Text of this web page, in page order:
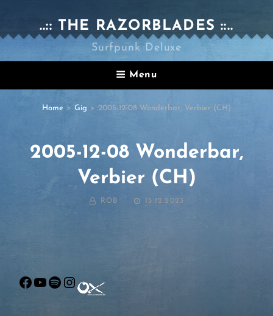
..:: THE RAZORBLADES ::..
Surfpunk Deluxe
Menu
Home > Gig > 2005-12-08 Wonderbar, Verbier (CH)
2005-12-08 Wonderbar,
Verbier (CH)
BY ROB
POSTED
15.12.2023
Facebook
YouTube
Spotify
Instagram